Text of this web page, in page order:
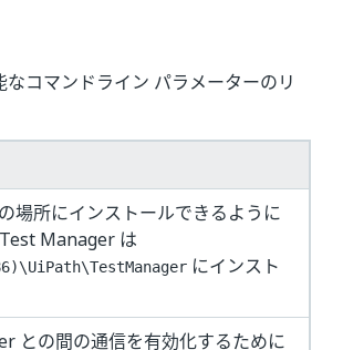
コマンドライン パラメーターのリ
場所にインストールできるように
Manager は
にインスト
との間の通信を有効化するために